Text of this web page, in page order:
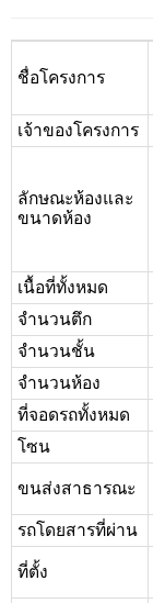
ชื่อโครงการ
เจ้าของโครงการ
ลักษณะห้องและ
ขนาดห้อง
เนื้อที่ทั้งหมด
จำนวนตึก
จำนวนชั้น
จำนวนห้อง
ที่จอดรถทั้งหมด
โซน
ขนส่งสาธารณะ
รถโดยสารที่ผ่าน
ที่ตั้ง